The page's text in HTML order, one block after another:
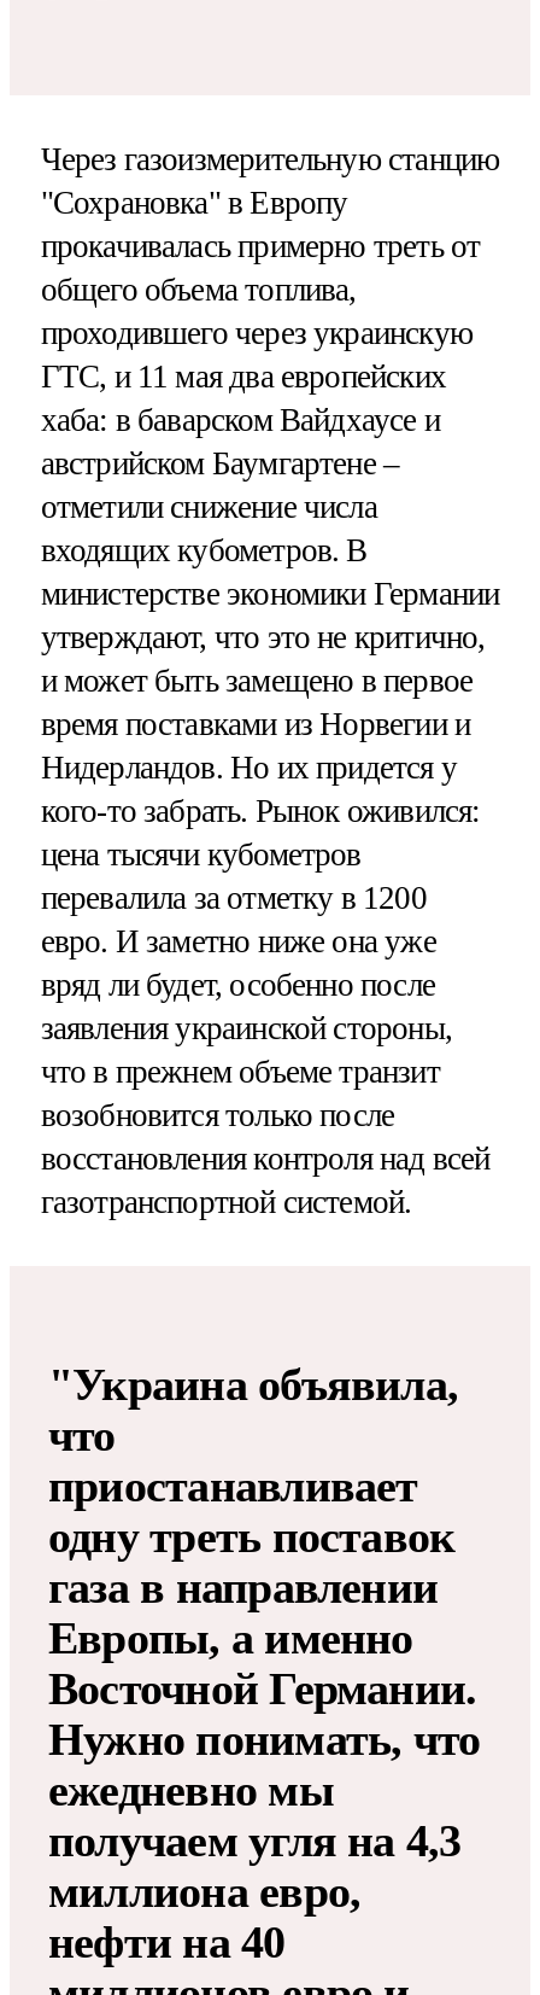
Через газоизмерительную станцию
"Сохрановка" в Европу
прокачивалась примерно треть от
общего объема топлива,
проходившего через украинскую
ГТС, и 11 мая два европейских
хаба: в баварском Вайдхаусе и
австрийском Баумгартене –
отметили снижение числа
входящих кубометров. В
министерстве экономики Германии
утверждают, что это не критично,
и может быть замещено в первое
время поставками из Норвегии и
Нидерландов. Но их придется у
кого-то забрать. Рынок оживился:
цена тысячи кубометров
перевалила за отметку в 1200
евро. И заметно ниже она уже
вряд ли будет, особенно после
заявления украинской стороны,
что в прежнем объеме транзит
возобновится только после
восстановления контроля над всей
газотранспортной системой.
"Украина объявила,
что
приостанавливает
одну треть поставок
газа в направлении
Европы, а именно
Восточной Германии.
Нужно понимать, что
ежедневно мы
получаем угля на 4,3
миллиона евро,
нефти на 40